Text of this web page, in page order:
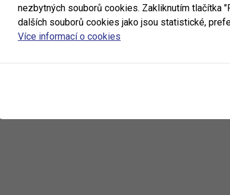
nezbytných souborů cookies. Zakliknutím tlačítka
dalších souborů cookies jako jsou statistické,
Více informací o cookies